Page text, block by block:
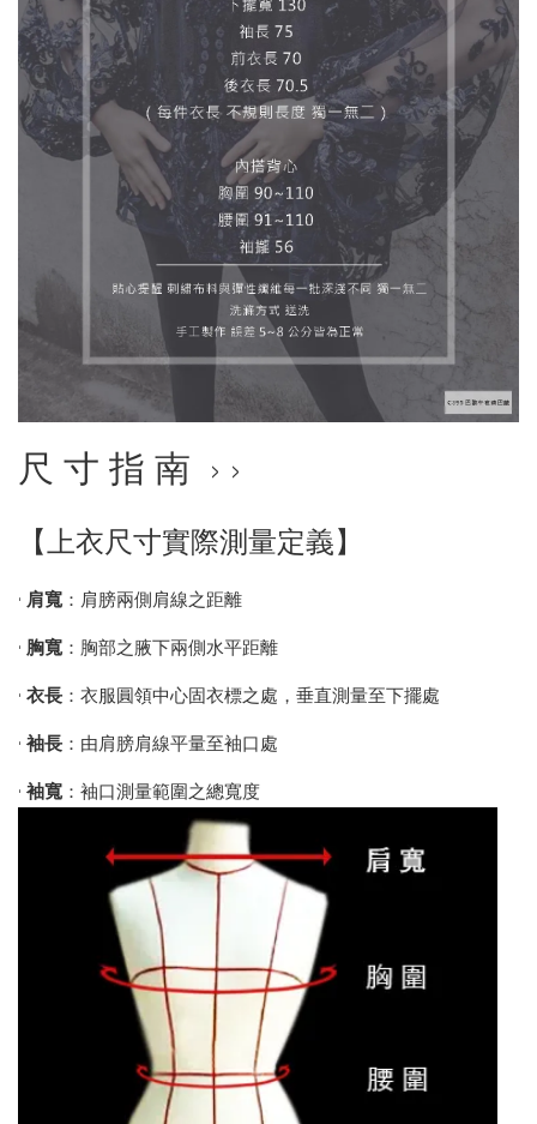
尺 寸 指 南 › ›
【上衣尺寸實際測量定義】
• 肩寬 ：肩膀兩側肩線之距離
• 胸寬 ：胸部之腋下兩側水平距離
• 衣長 ：衣服圓領中心固衣標之處，垂直測量至下擺處
• 袖長 ：由肩膀肩線平量至袖口處
• 袖寬 ：袖口測量範圍之總寬度